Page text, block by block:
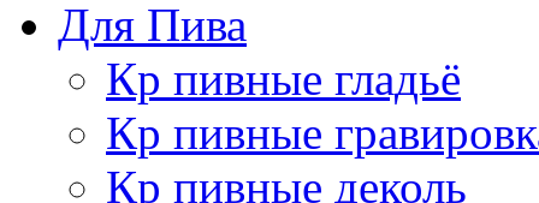
Для Пива
Кр пивные гладьё
Кр пивные
Кр пивные деколь